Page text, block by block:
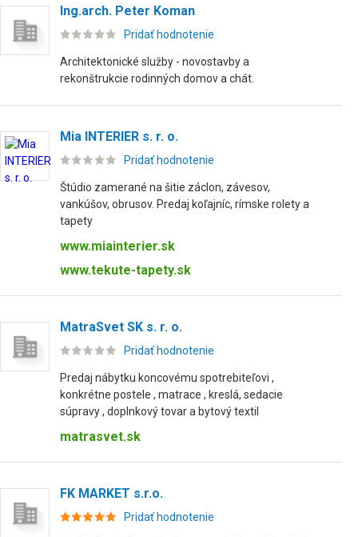
Ing.arch. Peter Koman
Pridať hodnotenie
Architektonické služby - novostavby a
rekonštrukcie rodinných domov a chát.
Mia INTERIER s. r. o.
Pridať hodnotenie
Štúdio zamerané na šitie záclon, závesov,
vankúšov, obrusov. Predaj koľajníc, rímske rolety a
tapety
www.miainterier.sk
www.tekute-tapety.sk
MatraSvet SK s. r. o.
Pridať hodnotenie
Predaj nábytku koncovému spotrebiteľovi ,
konkrétne postele , matrace , kreslá, sedacie
súpravy , doplnkový tovar a bytový textil
matrasvet.sk
FK MARKET s.r.o.
Pridať hodnotenie